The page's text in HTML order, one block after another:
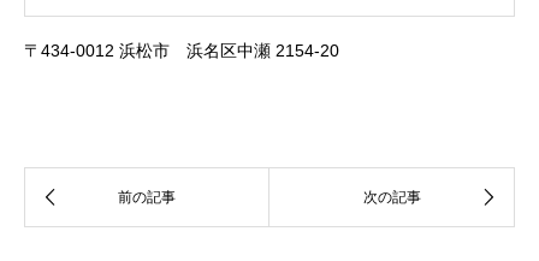
〒434-0012 浜松市 浜名区中瀬 2154-20